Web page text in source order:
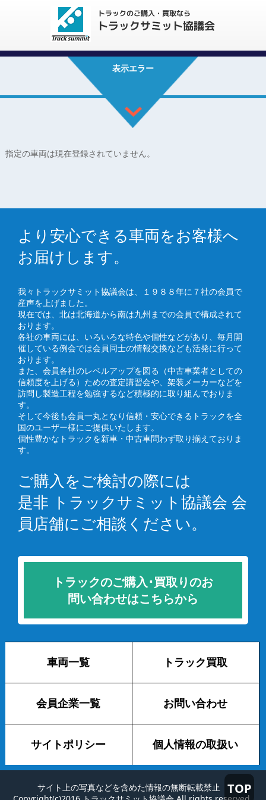
TOP
表示エラー
指定の車両は現在登録されていません。
より安心できる車両をお客様へ
お届けします。
我々トラックサミット協議会は、１９８８年に７社の会員で
産声を上げました。
現在では、北は北海道から南は九州までの会員で構成されて
おります。
各社の車両には、いろいろな特色や個性などがあり、毎月開
催している例会では会員同士の情報交換なども活発に行って
おります。
また、会員各社のレベルアップを図る（中古車業者としての
信頼度を上げる）ための査定講習会や、架装メーカーなどを
訪問し製造工程を勉強するなど積極的に取り組んでおりま
す。
そして今後も会員一丸となり信頼・安心できるトラックを全
国のユーザー様にご提供いたします。
個性豊かなトラックを新車・中古車問わず取り揃えておりま
す。
ご購入をご検討の際には
是非 トラックサミット協議会 会
員店舗にご相談ください。
トラックのご購入･買取りのお
問い合わせはこちらから
車両一覧 トラック買取
会員企業一覧 お問い合わせ
サイトポリシー 個人情報の取扱い
サイト上の写真などを含めた情報の無断転載禁止